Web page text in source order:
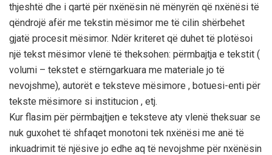
thjeshtë dhe i qartë për nxënësin në mënyrën që nxënësi të
qëndrojë afër me tekstin mësimor me të cilin shërbehet
gjatë procesit mësimor. Ndër kriteret që duhet të plotësoi
një tekst mësimor vlenë të theksohen: përmbajtja e tekstit (
volumi – tekstet e stërngarkuara me materiale jo të
nevojshme), autorët e teksteve mësimore , botuesi-enti për
tekste mësimore si institucion , etj.
Kur flasim për përmbajtjen e teksteve aty vlenë theksuar se
nuk guxohet të shfaqet monotoni tek nxënësi me anë të
inkuadrimit të njësive jo edhe aq të nevojshme për nxënësin